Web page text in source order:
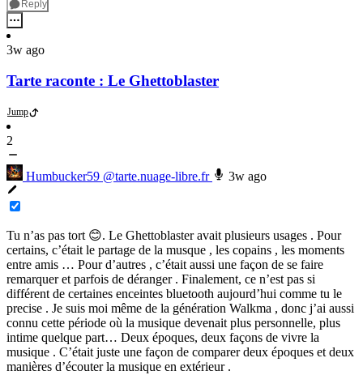
Reply
3w ago
Tarte raconte : Le Ghettoblaster
Jump
2
Humbucker59 @tarte.nuage-libre.fr 3w ago
Tu n’as pas tort 😊. Le Ghettoblaster avait plusieurs usages . Pour
certains, c’était le partage de la musque , les copains , les moments
entre amis … Pour d’autres , c’était aussi une façon de se faire
remarquer et parfois de déranger . Finalement, ce n’est pas si
différent de certaines enceintes bluetooth aujourd’hui comme tu le
precise . Je suis moi même de la génération Walkma , donc j’ai aussi
connu cette période où la musique devenait plus personnelle, plus
intime quelque part… Deux époques, deux façons de vivre la
musique . C’était juste une façon de comparer deux époques et deux
manières d’écouter la musique en extérieur .